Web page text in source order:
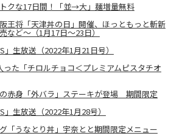
クな17日間！「並→大」麺増量無料
王将「天津丼の日」開催、ほっともっと斬新
など～（1月17日～23日）
」生放送（2022年1月21日号）
った「チロルチョコ＜プレミアムピスタチオ
赤身「外バラ」ステーキが登場 期間限定
」生放送（2022年1月28号）
「うなとり丼」宇奈とと期間限定メニュー